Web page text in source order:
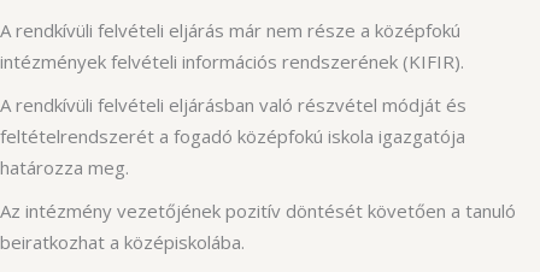
A rendkívüli felvételi eljárás már nem része a középfokú
intézmények felvételi információs rendszerének (KIFIR).
A rendkívüli felvételi eljárásban való részvétel módját és
feltételrendszerét a fogadó középfokú iskola igazgatója
határozza meg.
Az intézmény vezetőjének pozitív döntését követően a tanuló
beiratkozhat a középiskolába.